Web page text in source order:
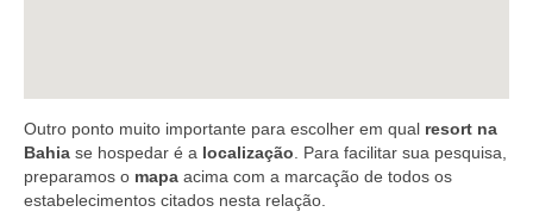
Outro ponto muito importante para escolher em qual resort na
Bahia se hospedar é a localização. Para facilitar sua pesquisa,
preparamos o mapa acima com a marcação de todos os
estabelecimentos citados nesta relação.